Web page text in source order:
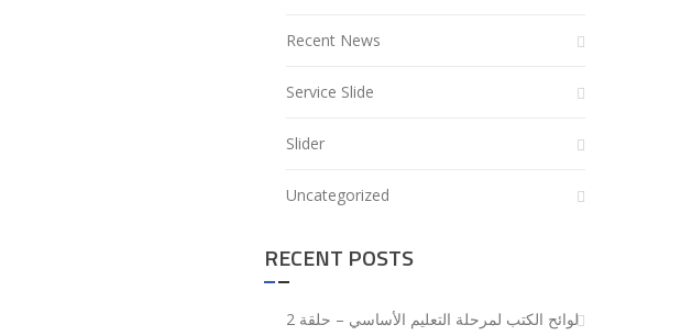
Recent News
Service Slide
Slider
Uncategorized
RECENT POSTS
لوائح الكتب لمرحلة التعليم الأساسي – حلقة 2